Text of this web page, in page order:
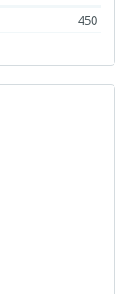
450